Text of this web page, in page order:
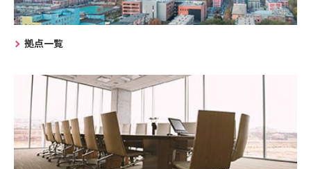
拠点一覧